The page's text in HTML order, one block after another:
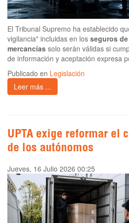
El Tribunal Supremo ha establecido
vigilancia" incluidas en los seguros
mercancías solo serán válidas si
de información y aceptación expresa
Publicado en Legislación
Leer más ...
UPTA exige reformar el
de los autónomos
Jueves, 16 Julio 2026 00:25